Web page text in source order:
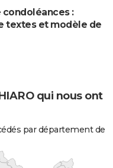
condoléances :
textes et modèle de
qui nous ont
par département de